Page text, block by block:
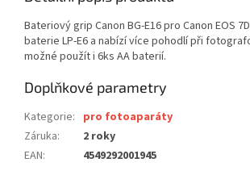
Bateriový grip Canon BG-E16 pro Canon EOS
baterie LP-E6 a nabízí více pohodlí při
možné použít i 6ks AA baterií.
Doplňkové parametry
Kategorie: pro fotoaparáty
Záruka:
2 roky
EAN: 4549292001945